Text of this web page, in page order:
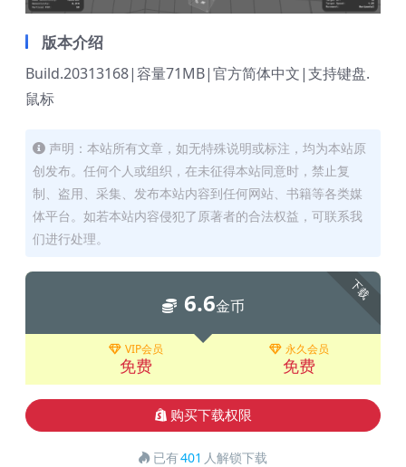
版本介绍
Build.20313168|容量71MB|官方简体中文|支持键盘.
鼠标
声明：本站所有文章，如无特殊说明或标注，均为本站原
创发布。任何个人或组织，在未征得本站同意时，禁止复
制、盗用、采集、发布本站内容到任何网站、书籍等各类媒
体平台。如若本站内容侵犯了原著者的合法权益，可联系我
们进行处理。
下载
6.6金币
VIP会员
免费
永久会员
免费
购买下载权限
已有401 人解锁下载